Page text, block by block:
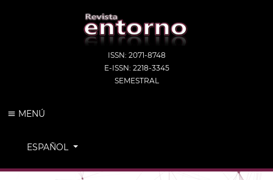
ISSN: 2071-8748
E-ISSN: 2218-3345
SEMESTRAL
MENÚ
CAMBIAR EL IDIOMA. EL IDIOMA ACTUAL ES:
ESPAÑOL